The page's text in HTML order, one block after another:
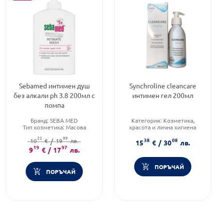
Sebamed интимен душ
без алкали ph 3.8 200мл с
помпа
Бранд: SEBA MED
Тип козметика: Масова
Форма на продукта:гел
1022 € / 1999 лв.
919 € / 1797 лв.
ПОРЪЧАЙ
Synchroline cleancare
интимен гел 200мл
Категория: Козметика,
красота и лична хигиена
козметика
Форма на продукта: душ гел
1538 € / 3008 лв.
ПОРЪЧАЙ